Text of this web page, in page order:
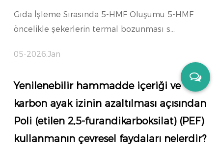
Gıda İşleme Sırasında 5-HMF Oluşumu 5-HMF
öncelikle şekerlerin termal bozunması s...
05-2026,Jan
Yenilenebilir hammadde içeriği ve
karbon ayak izinin azaltılması açısından
Poli (etilen 2,5-furandikarboksilat) (PEF)
kullanmanın çevresel faydaları nelerdir?